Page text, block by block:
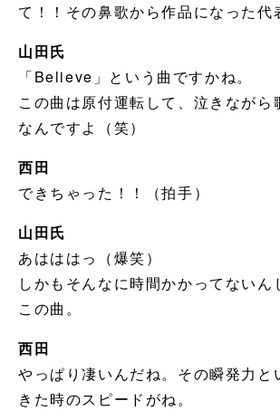
て！！その鼻歌から作品になった代
山田氏
「Believe」という曲ですかね。
この曲は原付運転して、泣きながら
なんですよ（笑）
西田
できちゃった！！（拍手）
山田氏
あはははっ（爆笑）
しかもそんなに時間かかってないん
この曲。
西田
やっぱり凄いんだね。その瞬発力と
きた時のスピードがね。